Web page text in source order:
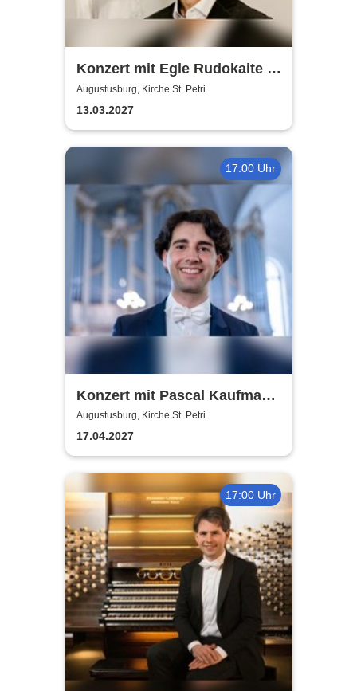
Konzert mit Egle Rudokaite /
Balys VaitkusWalde
Augustusburg, Kirche St. Petri
13.03.2027
17:00 Uhr
Konzert mit Pascal Kaufmann
- Italienischer Frühling
Augustusburg, Kirche St. Petri
17.04.2027
17:00 Uhr